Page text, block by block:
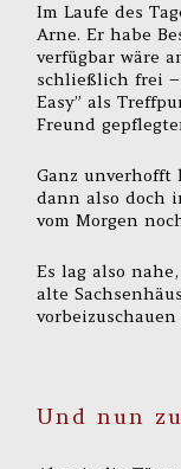
Im Laufe des
Arne. Er habe
verfügbar wäre
schließlich frei
Easy” als
Freund
Ganz unverhofft
dann also doch
vom Morgen
Es lag also
alte
vorbeizuschauen
Und nun